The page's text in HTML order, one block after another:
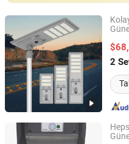
2
Yangzhou Qiangsheng
Jiangsu, China
Jiangsu Shixin Electric